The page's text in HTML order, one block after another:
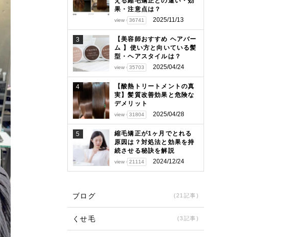
果・注意点は？
view 36741 2025/11/13
3
【美容師おすすめ ヘアバー
ム 】使い方と向いている髪
型・ヘアスタイルは？
view 35703 2025/04/24
4
【酸熱トリートメントの真
実】髪質改善効果と危険な
デメリット
view 31804 2025/04/28
5
縮毛矯正が1ヶ月でとれる
原因は？対処法と効果を持
続させる秘訣を解説
view 21114 2024/12/24
ブログ (21記事)
くせ毛 (3記事)